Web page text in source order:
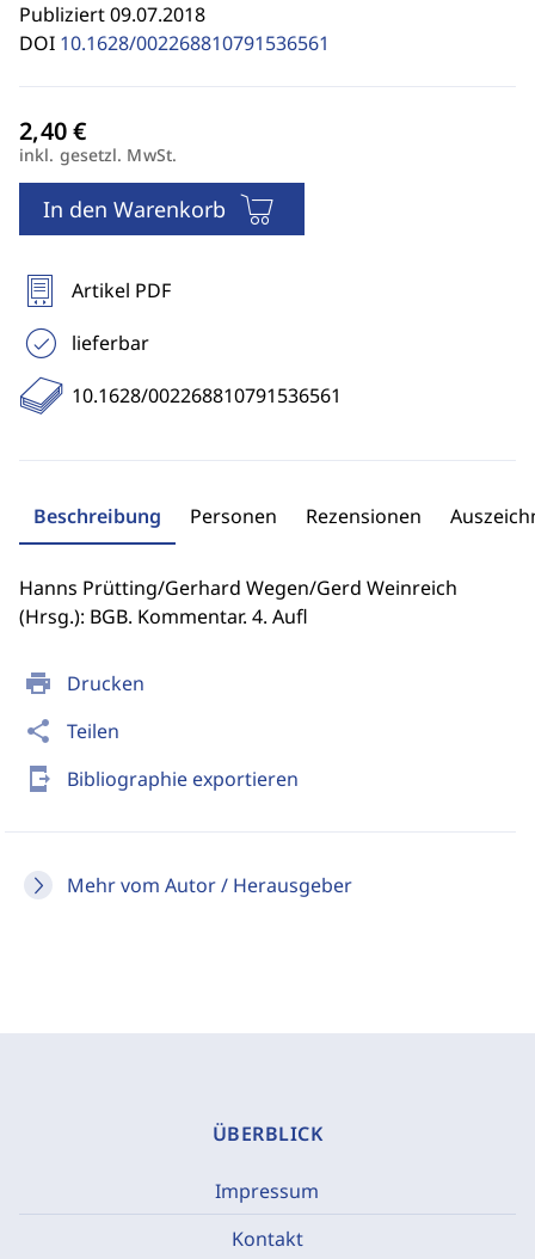
print Drucken
share Teilen
send_to_mobile Bibliographie exportieren
Mehr vom Autor / Herausgeber
Publiziert 09.07.2018
DOI 10.1628/002268810791536561
inkl. gesetzl. MwSt.
In den Warenkorb
Artikel PDF
lieferbar
10.1628/002268810791536561
Beschreibung Personen Rezensionen
Hanns Prütting/Gerhard Wegen/Gerd Weinreich
(Hrsg.): BGB. Kommentar. 4. Aufl
ÜBERBLICK
Impressum
Kontakt